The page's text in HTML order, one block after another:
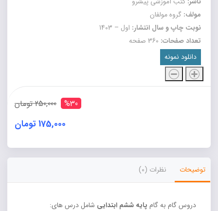
مولف: گروه مولفان
نوبت چاپ و سال انتشار: اول – 1403
تعداد صفحات:
دانلود نمونه
دروس
گام
%30 250,000 تومان
175,000 تومان
توضیحات نظرات (0)
دروس گام به گام پایه ششم ابتدایی شامل درس های: